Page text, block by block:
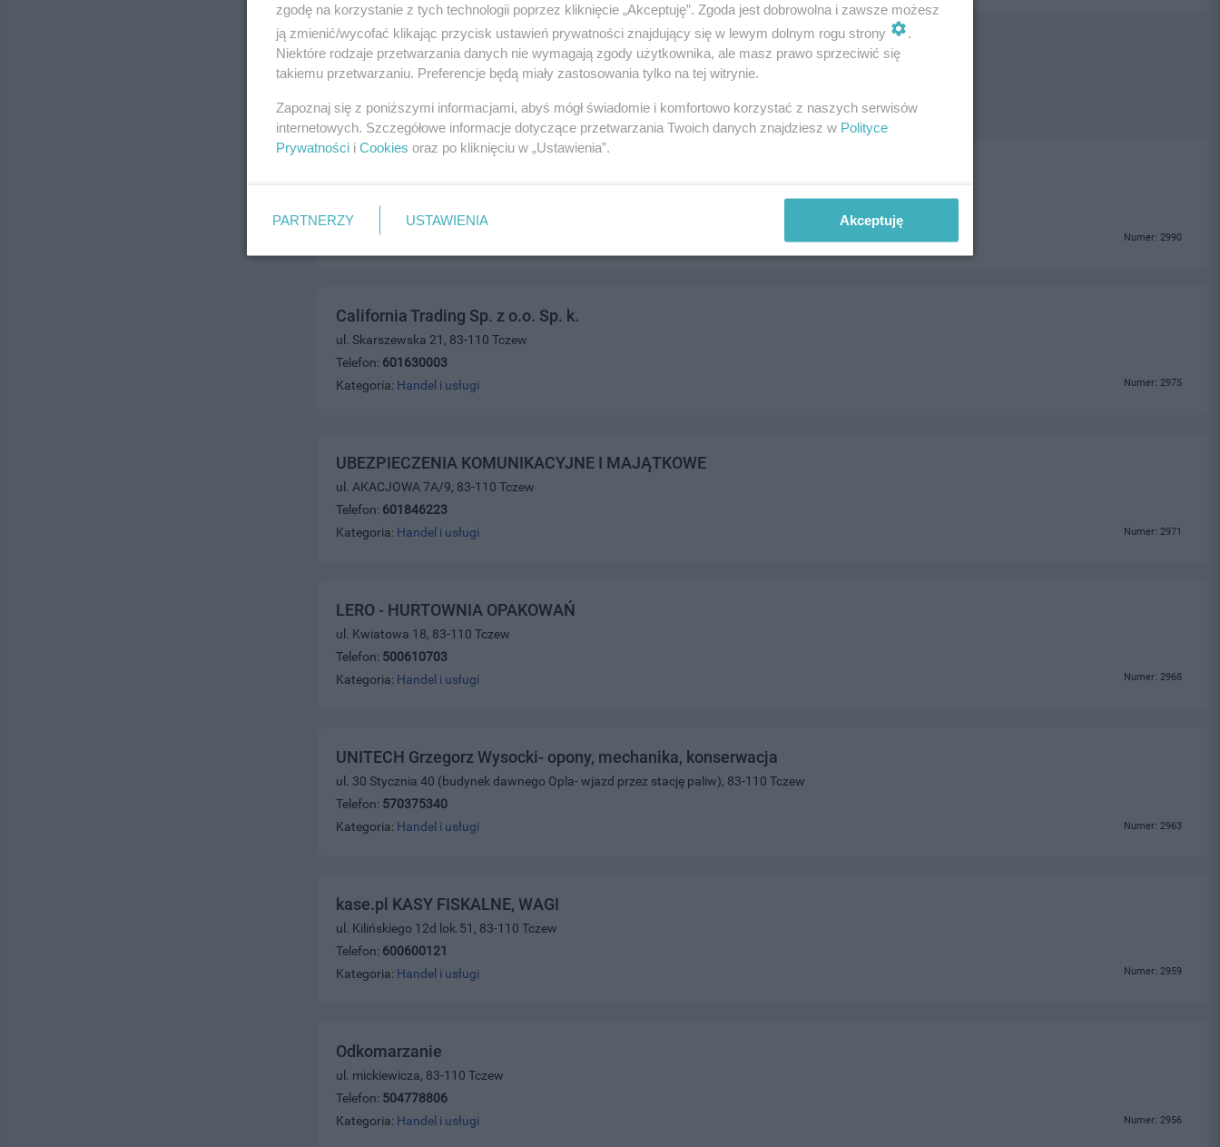
Telefon:
607985000
Kategoria:
Numer: 2990
California Trading Sp. z o.o. Sp. k.
ul. Skarszewska 21, 83-110 Tczew
Telefon: 601630003
Kategoria: Handel i usługi Numer: 2975
UBEZPIECZENIA KOMUNIKACYJNE I MAJĄTKOWE
ul. AKACJOWA 7A/9, 83-110 Tczew
Telefon: 601846223
Kategoria: Handel i usługi Numer: 2971
LERO - HURTOWNIA OPAKOWAŃ
ul. Kwiatowa 18, 83-110 Tczew
Telefon: 500610703
Kategoria: Handel i usługi Numer: 2968
UNITECH Grzegorz Wysocki- opony, mechanika, konserwacja
ul. 30 Stycznia 40 (budynek dawnego Opla- wjazd przez stację paliw), 83-110 Tczew
Telefon: 570375340
Kategoria: Handel i usługi Numer: 2963
kase.pl KASY FISKALNE, WAGI
ul. Kilińskiego 12d lok.51, 83-110 Tczew
Telefon: 600600121
Kategoria: Handel i usługi Numer: 2959
Odkomarzanie
ul. mickiewicza, 83-110 Tczew
Telefon: 504778806
Kategoria: Handel i usługi Numer: 2956
zgodę na korzystanie z tych technologii poprzez kliknięcie „Akceptuję”. Zgoda jest dobrowolna i zawsze możesz
ją zmienić/wycofać klikając przycisk ustawień prywatności znajdujący się w lewym dolnym rogu strony
.
Niektóre rodzaje przetwarzania danych nie wymagają zgody użytkownika, ale masz prawo sprzeciwić się
takiemu przetwarzaniu. Preferencje będą miały zastosowania tylko na tej witrynie.
Zapoznaj się z poniższymi informacjami, abyś mógł świadomie i komfortowo korzystać z naszych serwisów
internetowych. Szczegółowe informacje dotyczące przetwarzania Twoich danych znajdziesz w Polityce
Prywatności i Cookies oraz po kliknięciu w „Ustawienia”.
PARTNERZY USTAWIENIA Akceptuję